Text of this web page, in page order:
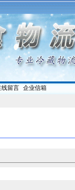
线留言| 企业信箱